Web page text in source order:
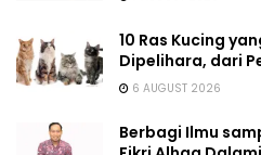
10 Ras Kucing
Dipelihara, dari
6 AUGUST 2026
Berbagi Ilmu